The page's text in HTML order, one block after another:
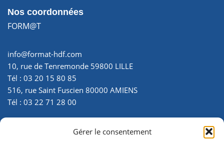
Gérer le consentement
Nos coordonnées
FORM@T
info@format-hdf.com
10, rue de Tenremonde 59800 LILLE
Tél : 03 20 15 80 85
516, rue Saint Fuscien 80000 AMIENS
Tél : 03 22 71 28 00
SIRET : 35007299700025